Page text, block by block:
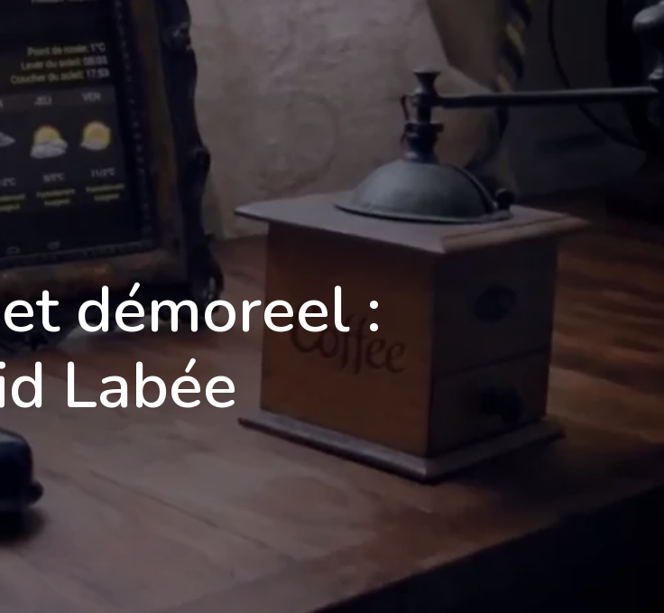
Foire aux questions Mentions Légales
Qualité Tarifs Blog Demande d'informations
démoreel :
Labée